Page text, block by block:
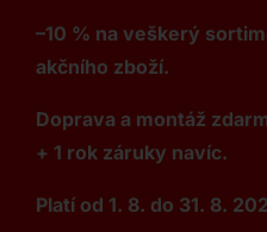
–10 % na veškerý
akčního zboží.
Doprava a montáž
+ 1 rok záruky navíc.
Platí od 1. 8. do 31. 8.